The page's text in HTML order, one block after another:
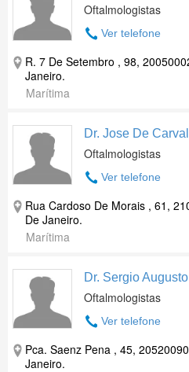
Oftalmologistas
Ver telefone
R. 7 De Setembro , 98,
Janeiro.
Marítima
Dr. Jose De
Oftalmologistas
Ver telefone
Rua Cardoso De Morais , 61,
De Janeiro.
Marítima
Dr. Sergio
Oftalmologistas
Ver telefone
Pca. Saenz Pena , 45,
Janeiro.